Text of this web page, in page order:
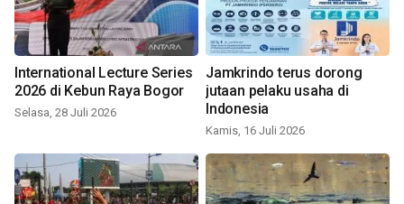
International Lecture Series
2026 di Kebun Raya Bogor
Selasa, 28 Juli 2026
Jamkrindo terus dorong
jutaan pelaku usaha di
Indonesia
Kamis, 16 Juli 2026